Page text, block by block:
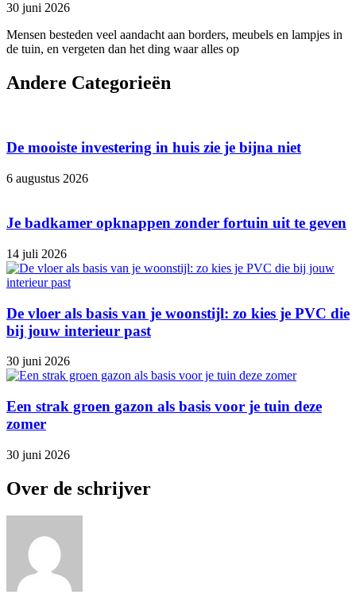
30 juni 2026
Mensen besteden veel aandacht aan borders, meubels en lampjes in
de tuin, en vergeten dan het ding waar alles op
Andere Categorieën
De mooiste investering in huis zie je bijna niet
6 augustus 2026
Je badkamer opknappen zonder fortuin uit te geven
14 juli 2026
De vloer als basis van je woonstijl: zo kies je PVC die
bij jouw interieur past
30 juni 2026
Een strak groen gazon als basis voor je tuin deze
zomer
30 juni 2026
Over de schrijver